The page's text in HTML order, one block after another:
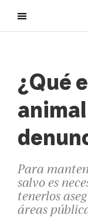
¿Qué
Para
salvo es
tenerlos
áreas